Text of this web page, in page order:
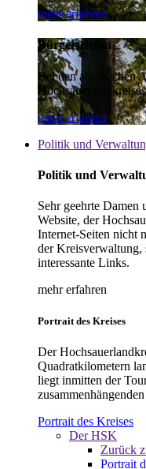
mehr erfahren
Bürgertelefon
Bei den alltäglichen
mehr erfahren
Politik und
Politik und
Sehr geehrte Damen
Website, der
Internet-Seiten nicht
der Kreisverwaltung,
interessante Links.
mehr erfahren
Portrait des Kreises
Der
Quadratkilometern
liegt inmitten der
Portrait des Kreises
Der HSK
Zurück
Portrait